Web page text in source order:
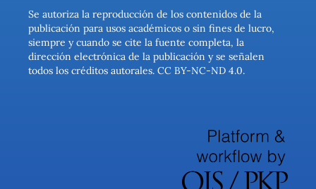
Se autoriza la reproducción de los contenidos de la
publicación para usos académicos o sin fines de lucro,
siempre y cuando se cite la fuente completa, la
dirección electrónica de la publicación y se señalen
todos los créditos autorales. CC BY-NC-ND 4.0.